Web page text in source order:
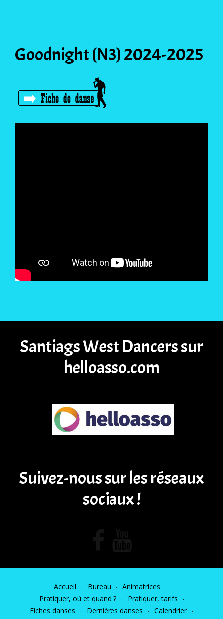
Goodnight (N3) 2024-2025
Santiags West Dancers sur
helloasso.com
Suivez-nous sur les réseaux
sociaux !
Accueil Bureau
Animatrices
Pratiquer, où et quand ?
Pratiquer, tarifs
Fiches danses
Dernières danses
Calendrier